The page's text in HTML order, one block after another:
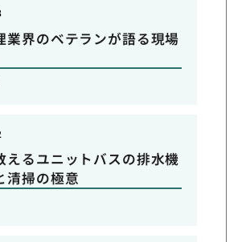
業界のベテランが語る現場
えるユニットバスの排水機
清掃の極意